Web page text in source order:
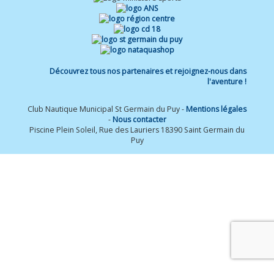
Découvrez tous nos partenaires et rejoignez-nous dans
l'aventure !
Club Nautique Municipal St Germain du Puy - Mentions légales
- Nous contacter
Piscine Plein Soleil, Rue des Lauriers 18390 Saint Germain du
Puy